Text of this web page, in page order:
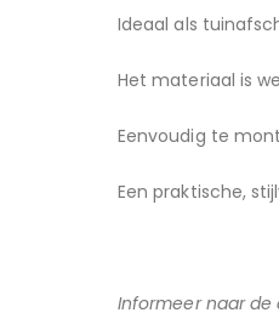
Ideaal als
Het materiaal is
Eenvoudig te
Een praktische,
Informeer naar de